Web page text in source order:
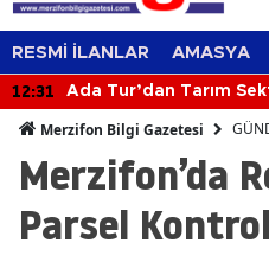
RESMİ İLANLAR AMASYA
12:31
Ada Tur’dan Tarım
Merzifon Bilgi Gazetesi
Merzifon’da
Parsel